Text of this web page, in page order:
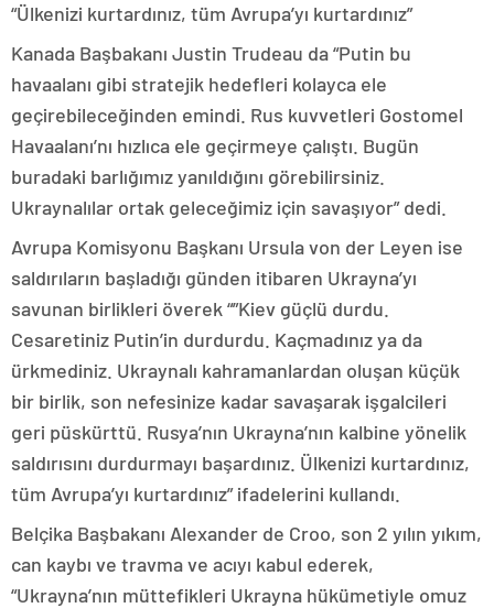
“Ülkenizi kurtardınız, tüm Avrupa’yı kurtardınız”
Kanada Başbakanı Justin Trudeau da “Putin bu
havaalanı gibi stratejik hedefleri kolayca ele
geçirebileceğinden emindi. Rus kuvvetleri Gostomel
Havaalanı’nı hızlıca ele geçirmeye çalıştı. Bugün
buradaki barlığımız yanıldığını görebilirsiniz.
Ukraynalılar ortak geleceğimiz için savaşıyor” dedi.
Avrupa Komisyonu Başkanı Ursula von der Leyen ise
saldırıların başladığı günden itibaren Ukrayna’yı
savunan birlikleri överek “”Kiev güçlü durdu.
Cesaretiniz Putin’in durdurdu. Kaçmadınız ya da
ürkmediniz. Ukraynalı kahramanlardan oluşan küçük
bir birlik, son nefesinize kadar savaşarak işgalcileri
geri püskürttü. Rusya’nın Ukrayna’nın kalbine yönelik
saldırısını durdurmayı başardınız. Ülkenizi kurtardınız,
tüm Avrupa’yı kurtardınız” ifadelerini kullandı.
Belçika Başbakanı Alexander de Croo, son 2 yılın yıkım,
can kaybı ve travma ve acıyı kabul ederek,
“Ukrayna’nın müttefikleri Ukrayna hükümetiyle omuz